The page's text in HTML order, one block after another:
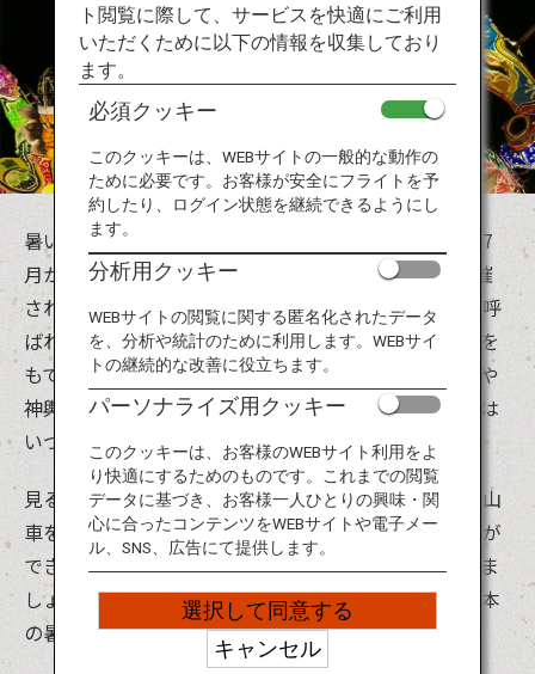
行き先
旅のお役立ち情報
ANA サービス
暑い夏は、日本の祭りのエネルギーが爆発する季節。7
月から9月にかけて日本各地でたくさんの夏祭りが開催
されます。日本では、昔から7月から8月の「お盆」と呼
ばれる時期に祖先の霊が戻ってくると言われ、その霊を
もてなすために様々な行事が行われていました。山車や
神輿で町内を練り歩いたり、踊ったり、それらの行事は
いつしかにぎやかで楽しいものになっていきました。
見るだけではもったいない！参加して一緒に踊ったり山
車を引いたりすれば、より身近にお祭りを感じることが
できます。地元の人々と一緒に声を出して盛り上がりま
しょう。ただし、水分補給と熱中症対策は万全に。日本
の暑い夏を満喫してください！
ト閲覧に際して、サービスを快適にご利用
いただくために以下の情報を収集しており
ます。
必須クッキー
このクッキーは、WEBサイトの一般的な動作の
ために必要です。お客様が安全にフライトを予
約したり、ログイン状態を継続できるようにし
ます。
分析用クッキー
WEBサイトの閲覧に関する匿名化されたデータ
を、分析や統計のために利用します。WEBサイ
トの継続的な改善に役立ちます。
パーソナライズ用クッキー
このクッキーは、お客様のWEBサイト利用をよ
り快適にするためのものです。これまでの閲覧
データに基づき、お客様一人ひとりの興味・関
心に合ったコンテンツをWEBサイトや電子メー
ル、SNS、広告にて提供します。
選択して同意する
キャンセル